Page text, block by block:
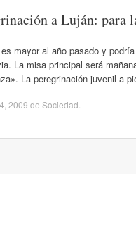
a Luján: para
mayor al año pasado y
La misa principal será
La peregrinación juvenil a
2009 de Sociedad